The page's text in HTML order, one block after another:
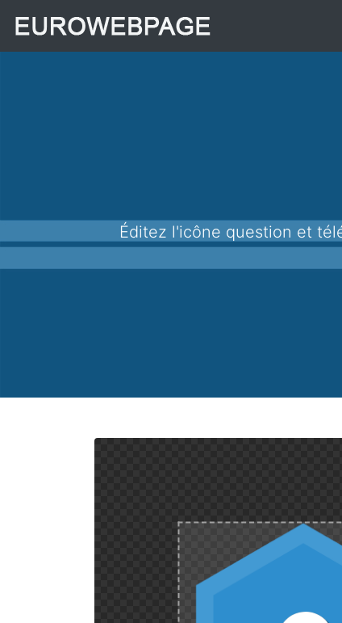
Éditez l'icône question et téléchargez-la au format png pour l'utiliser dans vos applications, sites Web et autres